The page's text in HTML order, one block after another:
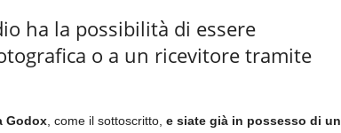
ha la possibilità di essere
o a un ricevitore tramite
Godox, come il sottoscritto, e siate già in possesso di un